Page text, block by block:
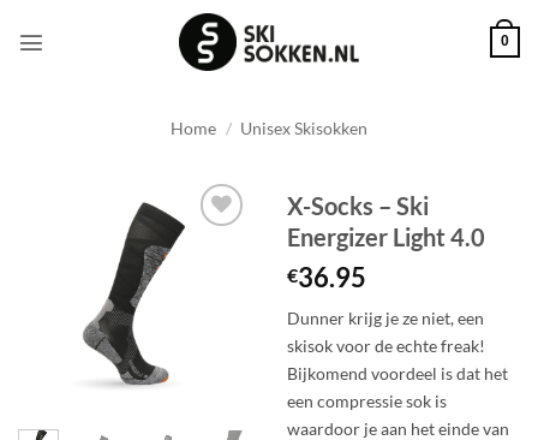
naar
0
Home / Unisex Skisokken
Toevoegen
X-Socks – Ski
Energizer Light 4.0
€36.95
Dunner krijg je ze niet, een
skisok voor de echte freak!
Bijkomend voordeel is dat het
een compressie sok is
waardoor je aan het einde van